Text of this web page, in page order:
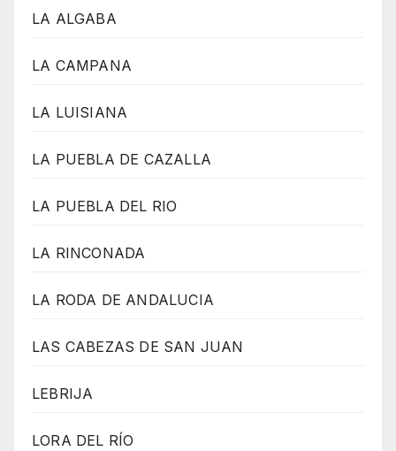
LA ALGABA
LA CAMPANA
LA LUISIANA
LA PUEBLA DE CAZALLA
LA PUEBLA DEL RIO
LA RINCONADA
LA RODA DE ANDALUCIA
LAS CABEZAS DE SAN JUAN
LEBRIJA
LORA DEL RÍO